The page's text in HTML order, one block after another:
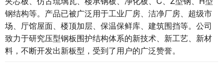
钢结构等。产品已被广泛用于工业厂房、洁净厂房、超级市
场、厅馆屋面、楼顶加层、保温保鲜库、建筑围挡等。公司
致力于研究压型钢板围护结构体系的新技术、新工艺、新材
料，不断开发出新板型，受到了用户的广泛赞誉。